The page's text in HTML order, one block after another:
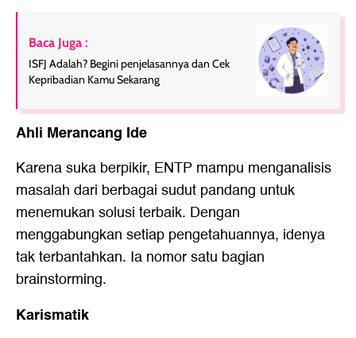
Baca Juga :
ISFJ Adalah? Begini penjelasannya dan Cek
Kepribadian Kamu Sekarang
Ahli Merancang Ide
Karena suka berpikir, ENTP mampu menganalisis
masalah dari berbagai sudut pandang untuk
menemukan solusi terbaik. Dengan
menggabungkan setiap pengetahuannya, idenya
tak terbantahkan. Ia nomor satu bagian
brainstorming.
Karismatik